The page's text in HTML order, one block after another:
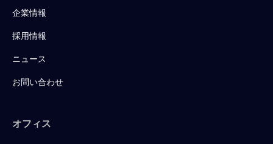
企業情報
採用情報
ニュース
お問い合わせ
オフィス